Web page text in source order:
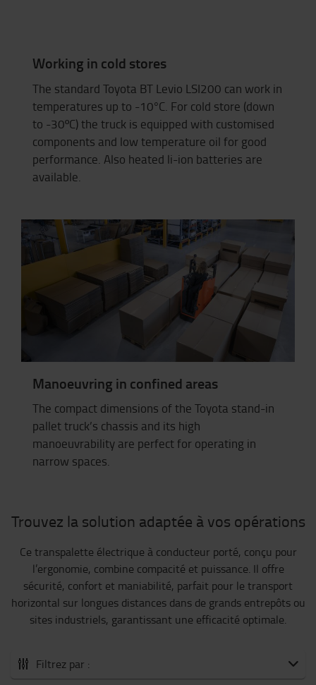
Working in cold stores
The standard Toyota BT Levio LSI200 can work in
temperatures up to -10°C. For cold store (down
to -30ºC) the truck is equipped with customised
components and low temperature oil for good
performance. Also heated li-ion batteries are
available.
Manoeuvring in confined areas
The compact dimensions of the Toyota stand-in
pallet truck’s chassis and its high
manoeuvrability are perfect for operating in
narrow spaces.
Trouvez la solution adaptée à vos opérations
Ce transpalette électrique à conducteur porté, conçu pour
l’ergonomie, combine compacité et puissance. Il offre
sécurité, confort et maniabilité, parfait pour le transport
horizontal sur longues distances dans de grands entrepôts ou
sites industriels, garantissant une efficacité optimale.
Filtrez par :